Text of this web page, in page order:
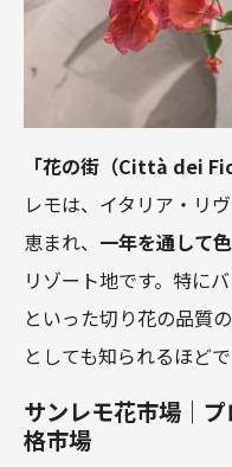
「花の街（Città dei
レモは、イタリア・リ
恵まれ、 一年を通して
リゾート地です。特に
といった切り花の品質の
としても知られるほどで
サンレモ花市場｜
格市場